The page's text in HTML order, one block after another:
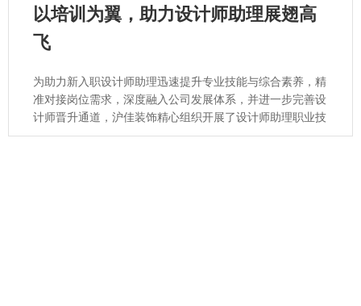
以培训为翼，助力设计师助理展翅高
飞
为助力新入职设计师助理迅速提升专业技能与综合素养，精
准对接岗位需求，深度融入公司发展体系，并进一步完善设
计师晋升通道，沪佳装饰精心组织开展了设计师助理职业技
能培训活动。此次培训意义非凡，沪佳装饰集团总裁丁总在